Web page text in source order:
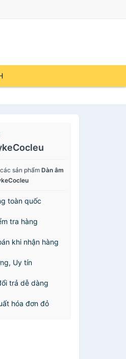
sản phẩmDàn âm
toàn quốc
tra hàng
khi nhận hàng
Uy tín
trả dễ dàng
hóa đơn đỏ